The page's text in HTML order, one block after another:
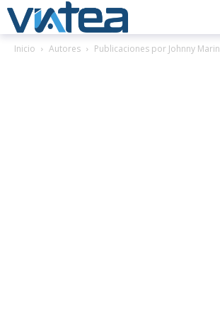
Inicio Autores Publicaciones por Johnny Marin